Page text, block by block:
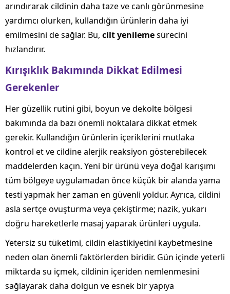
arındırarak cildinin daha taze ve canlı görünmesine
yardımcı olurken, kullandığın ürünlerin daha iyi
emilmesini de sağlar. Bu, cilt yenilemesürecini
hızlandırır.
Kırışıklık Bakımında Dikkat Edilmesi
Gerekenler
Her güzellik rutini gibi, boyun ve dekolte bölgesi
bakımında da bazı önemli noktalara dikkat etmek
gerekir. Kullandığın ürünlerin içeriklerini mutlaka
kontrol et ve cildine alerjik reaksiyon gösterebilecek
maddelerden kaçın. Yeni bir ürünü veya doğal karışımı
tüm bölgeye uygulamadan önce küçük bir alanda yama
testi yapmak her zaman en güvenli yoldur. Ayrıca, cildini
asla sertçe ovuşturma veya çekiştirme; nazik, yukarı
doğru hareketlerle masaj yaparak ürünleri uygula.
Yetersiz su tüketimi, cildin elastikiyetini kaybetmesine
neden olan önemli faktörlerden biridir. Gün içinde yeterli
miktarda su içmek, cildinin içeriden nemlenmesini
sağlayarak daha dolgun ve esnek bir yapıya